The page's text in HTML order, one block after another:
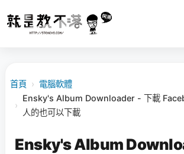
首頁 › 電腦軟體
›
Ensky's Album Downloader - 下載
人的也可以下載
Ensky's Album